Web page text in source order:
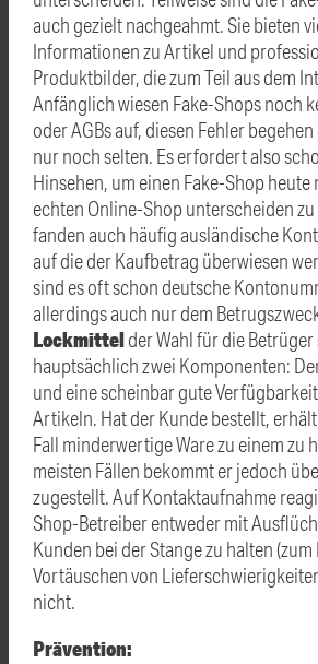
auch gezielt nachgeahmt. Sie bieten
Informationen zu Artikel und
Produktbilder, die zum Teil aus dem
Anfänglich wiesen Fake-Shops noch
oder AGBs auf, diesen Fehler
nur noch selten. Es erfordert also
Hinsehen, um einen Fake-Shop heute
echten Online-Shop unterscheiden
fanden auch häufig ausländische
auf die der Kaufbetrag überwiesen
sind es oft schon deutsche
allerdings auch nur dem
Lockmittelder Wahl für die Betrüger
hauptsächlich zwei Komponenten:
und eine scheinbar gute
Artikeln. Hat der Kunde bestellt,
Fall minderwertige Ware zu einem zu
meisten Fällen bekommt er jedoch
zugestellt. Auf Kontaktaufnahme
Shop-Betreiber entweder mit
Kunden bei der Stange zu halten
Vortäuschen von
nicht.
Prävention: